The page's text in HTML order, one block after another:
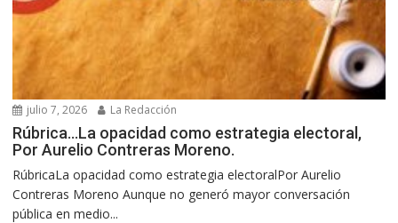
julio 7, 2026 La Redacción
Rúbrica…La opacidad como estrategia electoral,
Por Aurelio Contreras Moreno.
RúbricaLa opacidad como estrategia electoralPor Aurelio
Contreras Moreno Aunque no generó mayor conversación
pública en medio...